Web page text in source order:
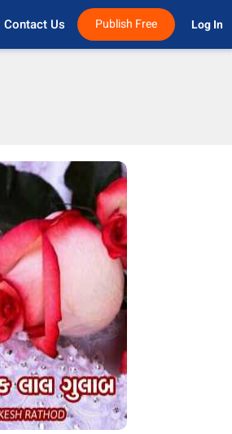
Contact Us Publish Free Log In